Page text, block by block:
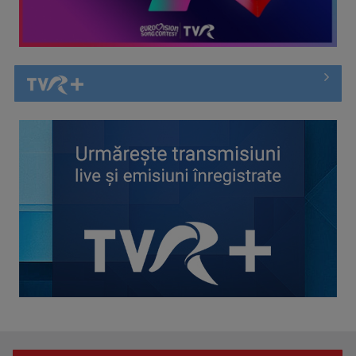
Primul Palme d'Or al lui Emir Kusturica este „Filmul de artă”